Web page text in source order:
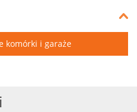
komórki i garaże